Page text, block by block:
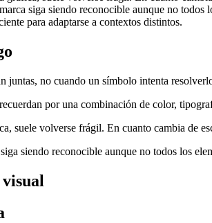
siga siendo reconocible aunque no todos
para adaptarse a contextos distintos.
juntas, no cuando un símbolo intenta
por una combinación de color,
suele volverse frágil. En cuanto cambia de
siendo reconocible aunque no todos los